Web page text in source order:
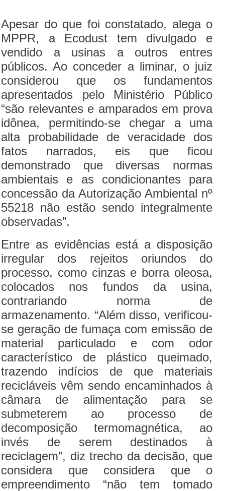
Apesar do que foi constatado, alega o
MPPR, a Ecodust tem divulgado e
vendido a usinas a outros entres
públicos. Ao conceder a liminar, o juiz
considerou que os fundamentos
apresentados pelo Ministério Público
“são relevantes e amparados em prova
idônea, permitindo-se chegar a uma
alta probabilidade de veracidade dos
fatos narrados, eis que ficou
demonstrado que diversas normas
ambientais e as condicionantes para
concessão da Autorização Ambiental nº
55218 não estão sendo integralmente
observadas”.
Entre as evidências está a disposição
irregular dos rejeitos oriundos do
processo, como cinzas e borra oleosa,
colocados nos fundos da usina,
contrariando norma de
armazenamento. “Além disso, verificou-
se geração de fumaça com emissão de
material particulado e com odor
característico de plástico queimado,
trazendo indícios de que materiais
recicláveis vêm sendo encaminhados à
câmara de alimentação para se
submeterem ao processo de
decomposição termomagnética, ao
invés de serem destinados à
reciclagem”, diz trecho da decisão, que
considera que considera que o
empreendimento “não tem tomado